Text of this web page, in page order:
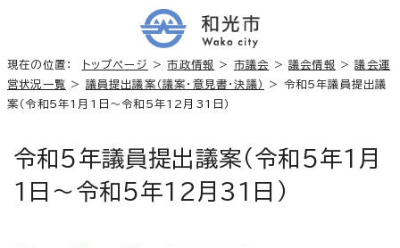
現在の位置： トップページ >市政情報 > 市議会 >議会情報 >議会運
営状況一覧 > 議員提出議案（議案・意見書・決議）
> 令和5年議員提出議
案（令和5年1月1日～令和5年12月31日）
令和5年議員提出議案（令和5年1月
1日～令和5年12月31日）